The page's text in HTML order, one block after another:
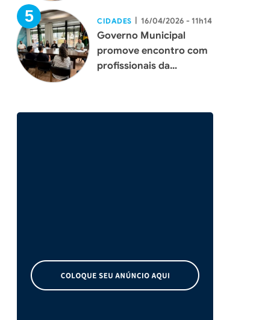
CIDADES | 16/04/2026 - 11h14
Governo Municipal
promove encontro com
profissionais da